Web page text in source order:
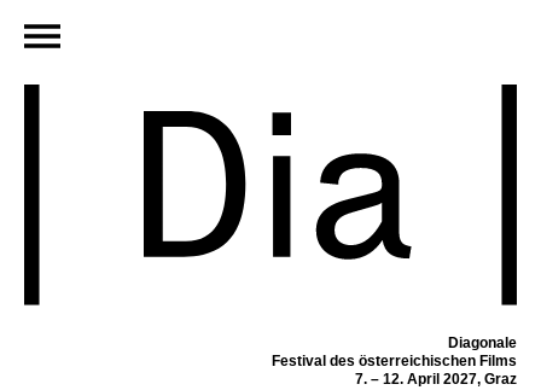
Diagonale
Festival des österreichischen Films
7. – 12. April 2027, Graz